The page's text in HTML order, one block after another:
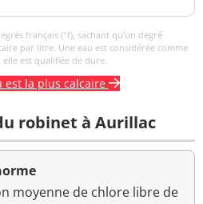
français (°f), sachant qu’un degré
par litre. Une eau est considérée comme
elle est qualifiée de dure.
est la plus calcaire
robinet à Aurillac
moyenne de chlore libre de